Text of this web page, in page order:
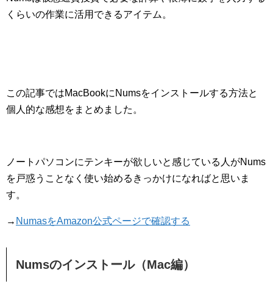
くらいの作業に活用できるアイテム。
この記事ではMacBookにNumsをインストールする方法と
個人的な感想をまとめました。
ノートパソコンにテンキーが欲しいと感じている人がNums
を戸惑うことなく使い始めるきっかけになればと思いま
す。
→ NumasをAmazon公式ページで確認する
Numsのインストール（Mac編）